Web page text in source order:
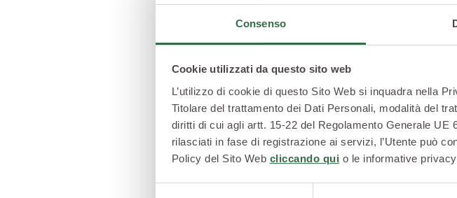
Consenso
Cookie utilizzati da questo sito web
L’utilizzo di cookie di questo Sito Web si inquadra nella
Titolare del trattamento dei Dati Personali, modalità del
diritti di cui agli artt. 15-22 del Regolamento Generale UE
rilasciati in fase di registrazione ai servizi, l’Utente può
Policy del Sito Web cliccando qui o le informative
provate a strofinare la vegetazione, se
In cucina si utilizzano le foglie, i fiori e gli
in piena fioritura. La prima raccolta si
invece, è la più proficua e avviene a
così da poterle riporre a mazzetti.